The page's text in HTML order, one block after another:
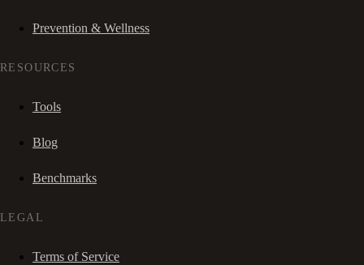
Prevention & Wellness
RESOURCES
Tools
Blog
Benchmarks
LEGAL
Terms of Service